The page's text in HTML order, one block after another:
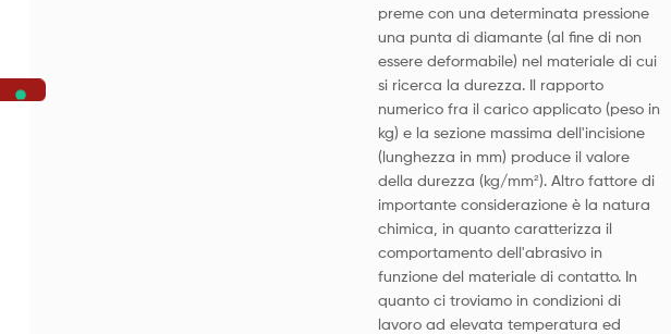
preme con una determinata pressione
una punta di diamante (al fine di non
essere deformabile) nel materiale di cui
si ricerca la durezza. Il rapporto
numerico fra il carico applicato (peso in
kg) e la sezione massima dell'incisione
(lunghezza in mm) produce il valore
della durezza (kg/mm²). Altro fattore di
importante considerazione è la natura
chimica, in quanto caratterizza il
comportamento dell'abrasivo in
funzione del materiale di contatto. In
quanto ci troviamo in condizioni di
lavoro ad elevata temperatura ed